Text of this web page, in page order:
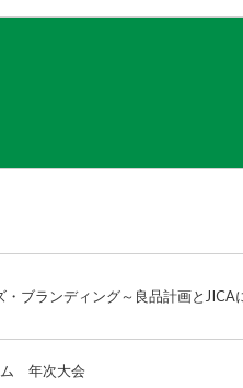
・ブランディング～良品計画と
年次大会